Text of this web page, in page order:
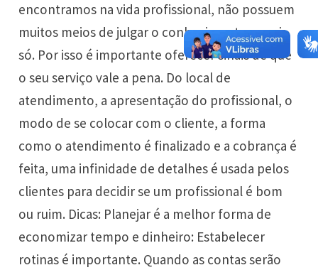
encontramos na vida profissional, não possuem
muitos meios de julgar o conhecimento por si
só. Por isso é importante oferecer sinais de que
o seu serviço vale a pena. Do local de
atendimento, a apresentação do profissional, o
modo de se colocar com o cliente, a forma
como o atendimento é finalizado e a cobrança é
feita, uma infinidade de detalhes é usada pelos
clientes para decidir se um profissional é bom
ou ruim. Dicas: Planejar é a melhor forma de
economizar tempo e dinheiro: Estabelecer
rotinas é importante. Quando as contas serão